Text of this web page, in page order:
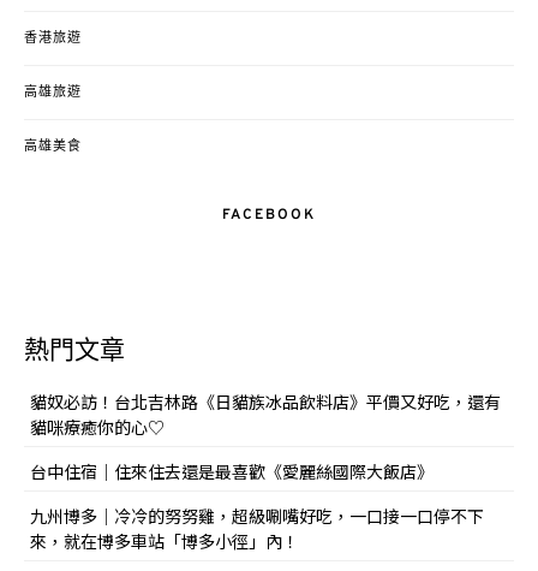
香港旅遊
高雄旅遊
高雄美食
FACEBOOK
熱門文章
貓奴必訪！台北吉林路《日貓族冰品飲料店》平價又好吃，還有
貓咪療癒你的心♡
台中住宿｜住來住去還是最喜歡《愛麗絲國際大飯店》
九州博多｜冷冷的努努雞，超級唰嘴好吃，一口接一口停不下
來，就在博多車站「博多小徑」內！